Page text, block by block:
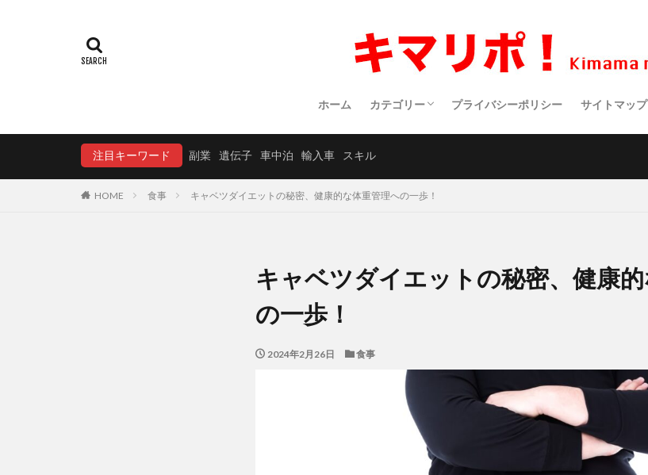
ホーム カテゴリー
生活・趣味
健康
食事
アウトドア
仕事・副業
サイエンス
スポーツ
クルマ・バイク
映画・ドラマ・アニメ
医療
ポエム
プライバシーポリシー サイトマップ
注目キーワード 副業 遺伝子 車中泊 輸入車 スキル
HOME 食事 キャベツダイエットの秘密、健康的な体重管理への一歩！
キャベツダイエットの秘密、健康
の一歩！
2024年2月26日 食事